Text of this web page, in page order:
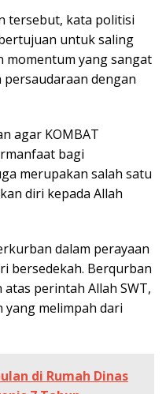
tersebut, kata politisi
untuk saling
momentum yang sangat
dengan
agar KOMBAT
bagi
merupakan salah satu
diri kepada Allah
dalam perayaan
bersedekah. Berqurban
perintah Allah SWT,
melimpah dari
di Rumah Dinas